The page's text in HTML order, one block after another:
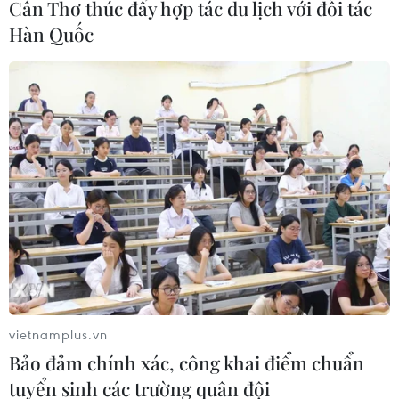
phố có 54.200 mộ liệt sỹ, gồm 54.191 mộ đơn và
9 mộ tập thể. Số mộ có đầy đủ thông tin là
23.202 mộ; có một phần thông tin là 25.808 mộ
và số mộ cần lấy mẫu hài cốt để giám định ADN
là 8.059 mộ.
Cần Thơ thúc đẩy hợp tác du lịch với đối tác
Hàn Quốc
vietnamplus.vn
Bảo đảm chính xác, công khai điểm chuẩn
tuyển sinh các trường quân đội